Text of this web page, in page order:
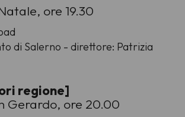
ore 19.30
di Salerno - direttore: Patrizia
regione]
Gerardo, ore 20.00